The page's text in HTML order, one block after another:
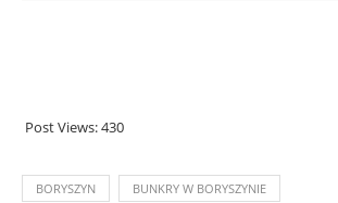
Post Views:430
BORYSZYN BUNKRY W BORYSZYNIE